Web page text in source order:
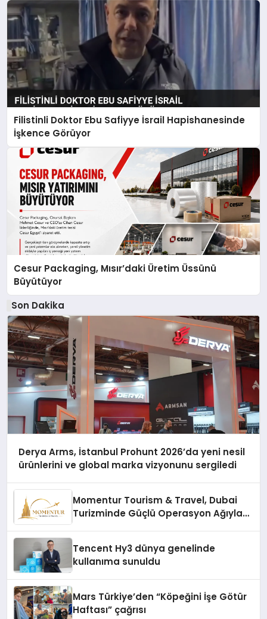
Filistinli Doktor Ebu Safiyye İsrail Hapishanesinde
İşkence Görüyor
Cesur Packaging, Mısır’daki Üretim Üssünü
Büyütüyor
Son Dakika
Derya Arms, İstanbul Prohunt 2026’da yeni nesil
ürünlerini ve global marka vizyonunu sergiledi
Momentur Tourism & Travel, Dubai
Turizminde Güçlü Operasyon Ağıyla
Tencent Hy3 dünya genelinde
kullanıma sunuldu
Mars Türkiye’den “Köpeğini İşe Götür
Haftası” çağrısı